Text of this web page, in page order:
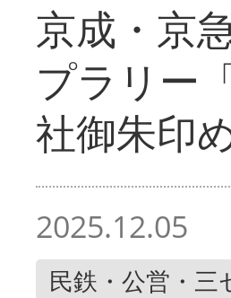
京成・京
プラリー
社御朱印
2025.12.05
民鉄・公営・三